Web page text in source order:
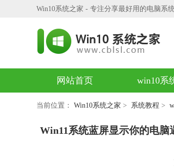
Win10系统之家 - 专注分享最好用的电脑系
网站首页 win10系
当前位置： Win10系统之家 > 系统教程 >
Win11系统蓝屏显示你的电脑